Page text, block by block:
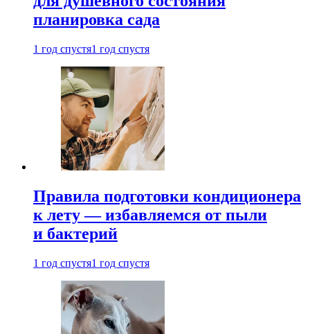
планировка сада
1 год спустя1 год спустя
Правила подготовки кондиционера
к лету — избавляемся от пыли
и бактерий
1 год спустя1 год спустя